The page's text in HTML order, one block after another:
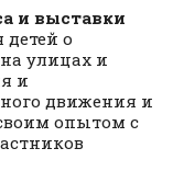
и выставки
о
улицах и
и
движения и
опытом с